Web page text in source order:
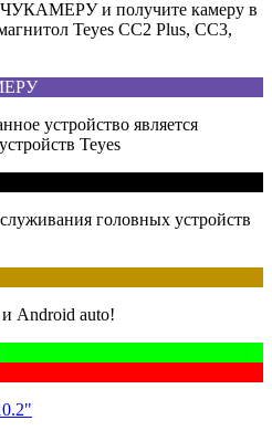
и получите камеру в
Teyes CC2 Plus, CC3,
устройство является
Teyes
головных устройств
Android auto!